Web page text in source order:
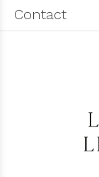
Contact